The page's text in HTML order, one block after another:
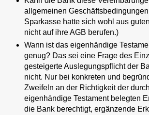
allgemeinen
Sparkasse hatte sich wohl aus
nicht auf ihre AGB berufen.)
Wann ist das eigenhändige
genug? Das sei eine Frage des
gesteigerte Auslegungspflicht der
nicht. Nur bei konkreten und
Zweifeln an der Richtigkeit der
eigenhändige Testament belegten
die Bank berechtigt, ergänzende